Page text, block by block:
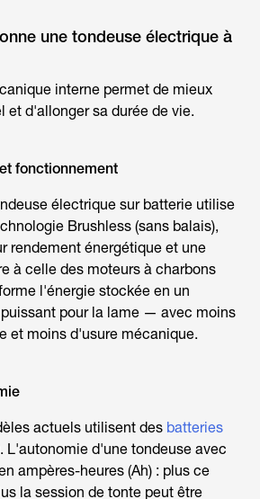
une tondeuse électrique à
interne permet de mieux
et d'allonger sa durée de vie.
fonctionnement
électrique sur batterie utilise
Brushless (sans balais),
rendement énergétique et une
à celle des moteurs à charbons
l'énergie stockée en un
pour la lame — avec moins
et moins d'usure mécanique.
actuels utilisent des batteries
L'autonomie d'une tondeuse avec
ampères-heures (Ah) : plus ce
la session de tonte peut être